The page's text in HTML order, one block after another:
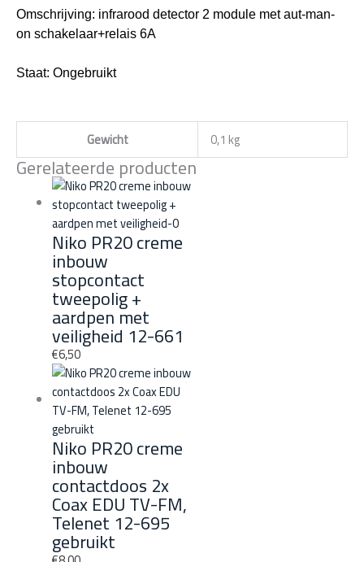
Omschrijving: infrarood detector 2 module met aut-man-
on schakelaar+relais 6A
Staat: Ongebruikt
Gewicht 0,1 kg
Gerelateerde producten
Niko PR20 creme
inbouw
stopcontact
tweepolig +
aardpen met
veiligheid 12-661
€6,50
Niko PR20 creme
inbouw
contactdoos 2x
Coax EDU TV-FM,
Telenet 12-695
gebruikt